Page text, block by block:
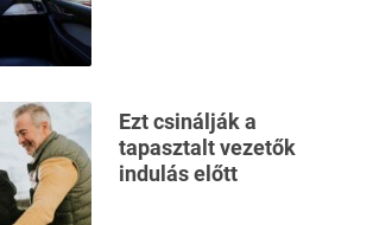
Ezt csinálják a
tapasztalt vezetők
indulás előtt